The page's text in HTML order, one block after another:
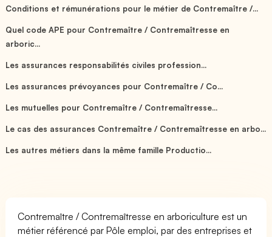
Conditions et rémunérations pour le métier de Contremaître /...
Quel code APE pour Contremaître / Contremaîtresse en
arboric...
Les assurances responsabilités civiles profession...
Les assurances prévoyances pour Contremaître / Co...
Les mutuelles pour Contremaître / Contremaîtresse...
Le cas des assurances Contremaître / Contremaîtresse en arbo...
Les autres métiers dans la même famille Productio...
Contremaître / Contremaîtresse en arboriculture est un
métier référencé par Pôle emploi, par des entreprises et